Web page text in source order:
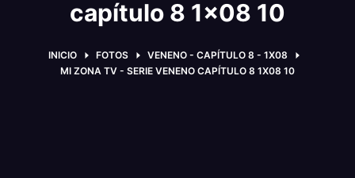
capítulo 8 1×08 10
INICIO FOTOS
VENENO - CAPÍTULO 8 - 1X08
MI ZONA TV - SERIE VENENO CAPÍTULO 8 1X08 10